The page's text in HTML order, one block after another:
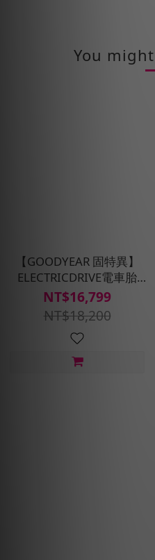
You
【GOODYEAR 固特異】
ELECTRICDRIVE電車胎
235/45/R18 98Y XL 四入
組(含安裝/定位平衡)
NT$16,799
NT$18,200